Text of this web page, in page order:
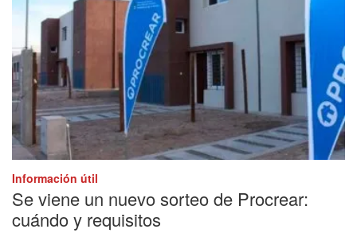
Información útil
Se viene un nuevo sorteo de Procrear:
cuándo y requisitos